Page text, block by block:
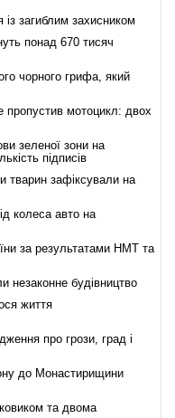
загиблим захисником
понад 670 тисяч
чорного грифа, який
пропустив мотоцикл: двох
зеленої зони на
підписів
тварин зафіксували на
колеса авто на
за результатами НМТ та
незаконне будівництво
життя
про грози, град і
до Монастирищини
та двома